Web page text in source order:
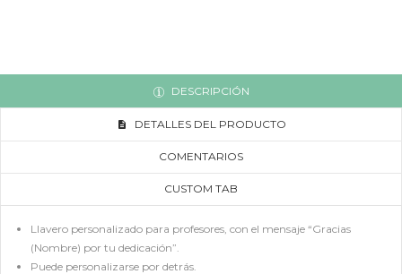
DESCRIPCIÓN
DETALLES DEL PRODUCTO
COMENTARIOS
CUSTOM TAB
Llavero personalizado para profesores, con el mensaje “Gracias
(Nombre) por tu dedicación”.
Puede personalizarse por detrás.